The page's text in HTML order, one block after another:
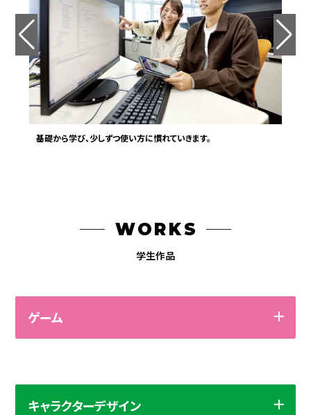
基礎から学び、少しずつ使い方に慣れていきます。
WORKS
学生作品
ゲーム
キャラクターデザイン